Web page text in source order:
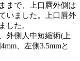
まで、上口唇外側は
いました。上口唇外
した。
外側人中短縮術(上
、左側3.5mmと